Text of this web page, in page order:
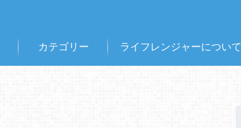
カテゴリー ライフレンジャーについて